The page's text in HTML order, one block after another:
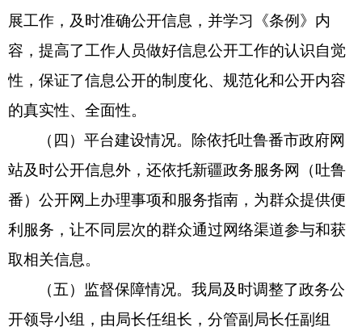
展工作，及时准确公开信息，并学习《条例》内
容，提高了工作人员做好信息公开工作的认识自觉
性，保证了信息公开的制度化、规范化和公开内容
的真实性、全面性。
（四）平台建设情况。除依托吐鲁番市政府网
站及时公开信息外，还依托新疆政务服务网（吐鲁
番）公开网上办理事项和服务指南，为群众提供便
利服务，让不同层次的群众通过网络渠道参与和获
取相关信息。
（五）监督保障情况。我局及时调整了政务公
开领导小组，由局长任组长，分管副局长任副组